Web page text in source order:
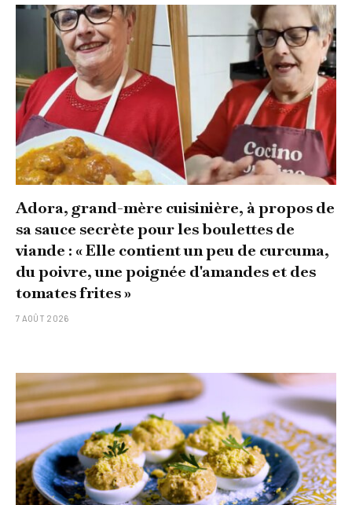
Adora, grand-mère cuisinière, à propos de
sa sauce secrète pour les boulettes de
viande : « Elle contient un peu de curcuma,
du poivre, une poignée d'amandes et des
tomates frites »
7 AOÛT 2026